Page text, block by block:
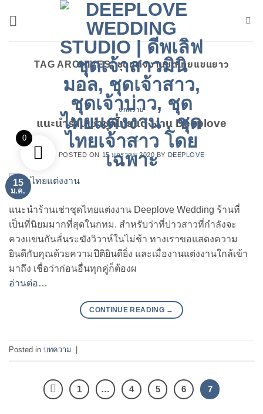
TAG ARCHIVES:ชุดแต่งงานชุดไทยแขนยาว
บทความ
แนะนำร้านเช่าชุดไทยแต่งงาน Deeplove
POSTED ON 15 มกราคม 2020 BY DEEPLOVE
15
ม.ค.
แนะนำร้านเช่าชุดไทยแต่งงาน Deeplove Wedding ร้านที่
เป็นที่นิยมมากที่สุดในกทม. สำหรับว่าที่บ่าวสาวที่กำลังจะ
ควงแขนกันลั่นระฆังวิวาห์ในไม่ช้า ทางเราขอแสดงความ
ยินดีกับคุณด้วยความปีติยินดียิ่ง และเมื่องานแต่งงานใกล้เข้า
มาถึง เชื่อว่าก่อนอื่นทุกคู่ก็ต้องผ
อ่านต่อ…
CONTINUE READING →
Posted in บทความ
1 … 4 5 6 7
0